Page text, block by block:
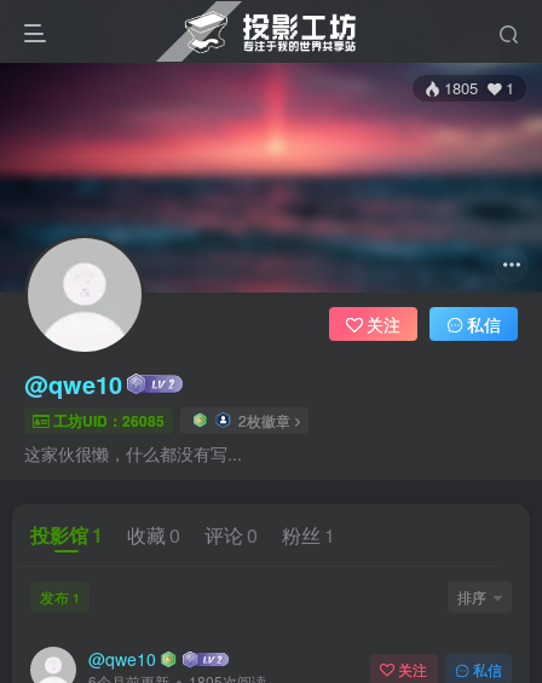
1805 1
@qwe10
工坊UID：26085 2枚徽章
这家伙很懒，什么都没有写...
关注 私信
投影馆1 收藏 0 评论 0 粉丝 1
发布 1 排序
@qwe10 关注 私信